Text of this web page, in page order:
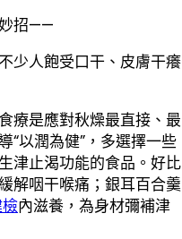
招——
少人飽受口干、皮膚干癢
療是應對秋燥最直接、最
“以潤為健”，多選擇一些
津止渴功能的食品。好比
解咽干喉痛；銀耳百合羹
內滋養，為身材彌補津